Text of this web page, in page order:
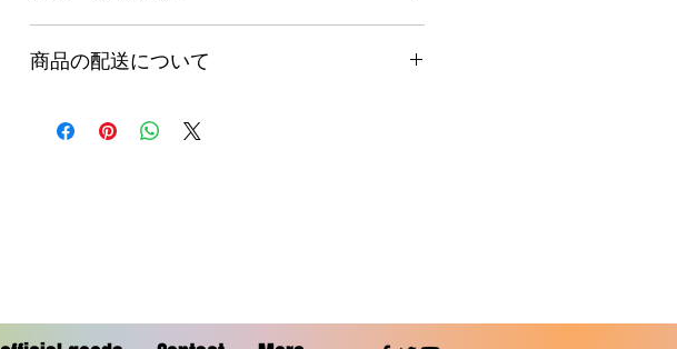
満足しなかった場合や、不備があった場合に行う手続き
だけます。
商品の配送について
する情報を入力してください。配送情報を明確にするこ